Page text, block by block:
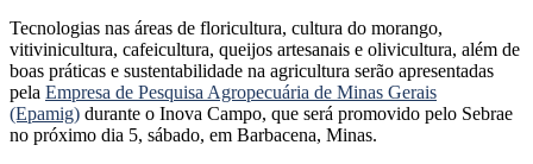
Tecnologias nas áreas de floricultura, cultura do morango,
vitivinicultura, cafeicultura, queijos artesanais e olivicultura, além de
boas práticas e sustentabilidade na agricultura serão apresentadas
pela Empresa de Pesquisa Agropecuária de Minas Gerais
(Epamig) durante o Inova Campo, que será promovido pelo Sebrae
no próximo dia 5, sábado, em Barbacena, Minas.